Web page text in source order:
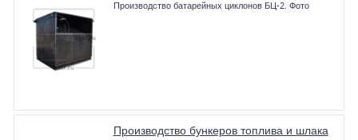
Производство батарейных циклонов БЦ-2. Фото
Производство бункеров топлива и шлака